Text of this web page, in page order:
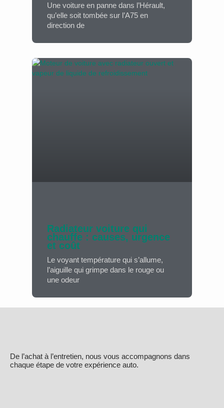
Une voiture en panne dans l’Hérault,
qu’elle soit tombée sur l’A75 en
direction de
Radiateur voiture qui
chauffe : causes, urgence
et coût
Le voyant température qui s’allume,
l’aiguille qui grimpe dans le rouge ou
une odeur
De l’achat à l’entretien, nous vous accompagnons dans
chaque étape de votre expérience auto.